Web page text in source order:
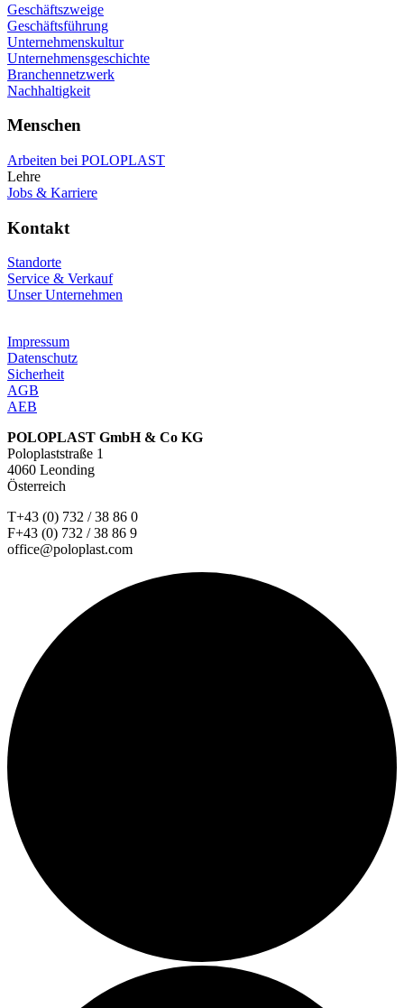
Geschäftszweige
Geschäftsführung
Unternehmenskultur
Unternehmensgeschichte
Branchennetzwerk
Nachhaltigkeit
Menschen
Arbeiten bei POLOPLAST
Lehre
Jobs & Karriere
Kontakt
Standorte
Service & Verkauf
Unser Unternehmen
Impressum
Datenschutz
Sicherheit
AGB
AEB
POLOPLAST GmbH & Co KG
Poloplaststraße 1
4060 Leonding
Österreich
T+43 (0) 732 / 38 86 0
F+43 (0) 732 / 38 86 9
office@poloplast.com